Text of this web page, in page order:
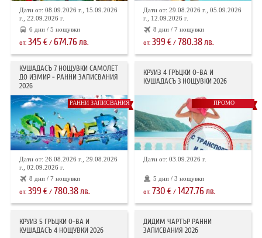
Дати от: 08.09.2026 г., 15.09.2026
г., 22.09.2026 г.
6 дни / 5 нощувки
от: 345 €/ 674.76 лв.
Дати от: 29.08.2026 г., 05.09.2026
г., 12.09.2026 г.
8 дни / 7 нощувки
от:399 € / 780.38 лв.
КУШАДАСЪ 7 НОЩУВКИ САМОЛЕТ
ДО ИЗМИР - РАННИ ЗАПИСВАНИЯ
2026
РАННИ ЗАПИСВАНИЯ
Дати от: 26.08.2026 г., 29.08.2026
г., 02.09.2026 г.
8 дни / 7 нощувки
от: 399 €/ 780.38лв.
КРУИЗ 4 ГРЪЦКИ О-ВА И
КУШАДАСЪ 3 НОЩУВКИ 2026
ПРОМО
Дати от: 03.09.2026 г.
5 дни / 3 нощувки
от: 730 € / 1427.76лв.
КРУИЗ 5 ГРЪЦКИ О-ВА И
КУШАДАСЪ 4 НОЩУВКИ 2026
ДИДИМ ЧАРТЪР РАННИ
ЗАПИСВАНИЯ 2026